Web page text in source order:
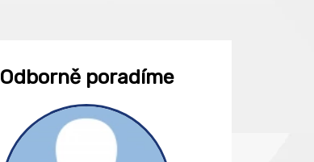
Odborně poradíme